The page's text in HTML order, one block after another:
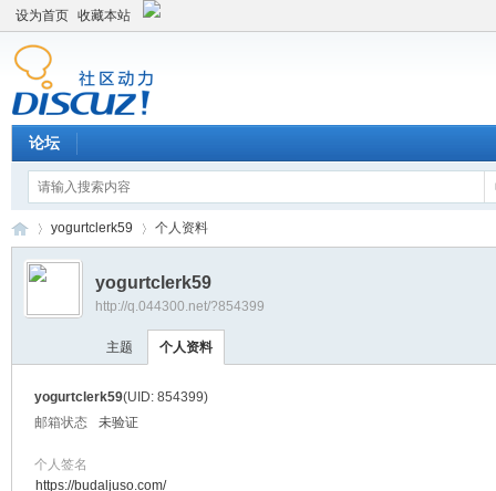
设为首页 收藏本站
论坛
›
yogurtclerk59 个人资料
yogurtclerk59
http://q.044300.net/?854399
主题 个人资料
yogurtclerk59(UID: 854399)
邮箱状态
未验证
个人签名
https://budaljuso.com/